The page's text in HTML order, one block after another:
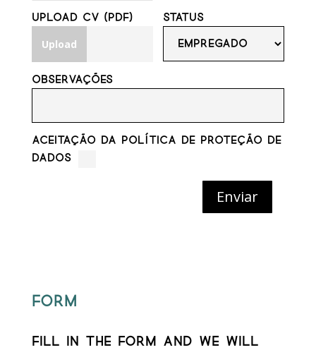
Upload cv (pdf)
Upload
Status
Observações
ACEITAÇÃO DA POLÍTICA DE PROTEÇÃO DE
DADOS
Enviar
Form
Fill in the form and we will